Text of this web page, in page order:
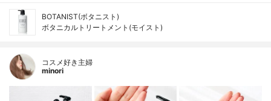
BOTANIST(ボタニスト)
ボタニカルトリートメント(モイスト)
コスメ好き主婦
minori